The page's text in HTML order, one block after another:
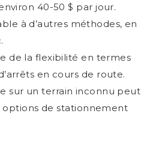
40-50 $ par jour.
à d’autres méthodes, en
de la flexibilité en termes
en cours de route.
sur un terrain inconnu peut
options de stationnement